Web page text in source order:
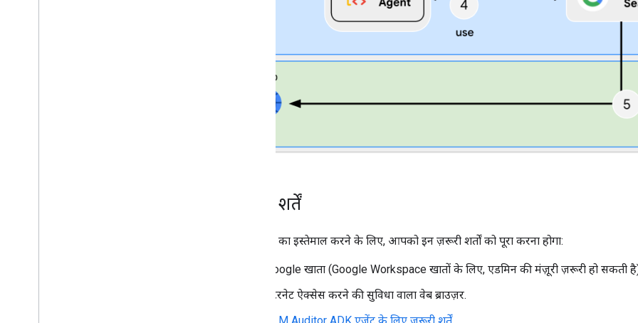
ज़रूरी शर्तें
इस सैंपल का इस्तेमाल करने के लिए, आपको इन ज़रूरी शर्तों को पूरा करना होगा:
Google खाता (Google Workspace खातों के लिए, एडमिन की मंज़ूरी ज़रूरी हो सकती
इंटरनेट ऐक्सेस करने की सुविधा वाला वेब ब्राउज़र.